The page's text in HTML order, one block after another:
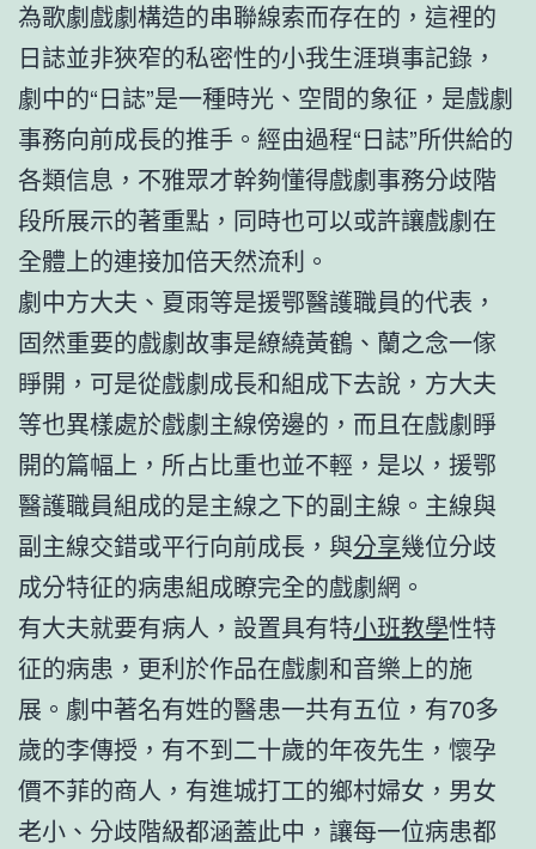
為歌劇戲劇構造的串聯線索而存在的，這裡的
日誌並非狹窄的私密性的小我生涯瑣事記錄，
劇中的“日誌”是一種時光、空間的象征，是戲劇
事務向前成長的推手。經由過程“日誌”所供給的
各類信息，不雅眾才幹夠懂得戲劇事務分歧階
段所展示的著重點，同時也可以或許讓戲劇在
全體上的連接加倍天然流利。
劇中方大夫、夏雨等是援鄂醫護職員的代表，
固然重要的戲劇故事是繚繞黃鶴、蘭之念一傢
睜開，可是從戲劇成長和組成下去說，方大夫
等也異樣處於戲劇主線傍邊的，而且在戲劇睜
開的篇幅上，所占比重也並不輕，是以，援鄂
醫護職員組成的是主線之下的副主線。主線與
副主線交錯或平行向前成長，與分享幾位分歧
成分特征的病患組成瞭完全的戲劇網。
有大夫就要有病人，設置具有特小班教學性特
征的病患，更利於作品在戲劇和音樂上的施
展。劇中著名有姓的醫患一共有五位，有70多
歲的李傳授，有不到二十歲的年夜先生，懷孕
價不菲的商人，有進城打工的鄉村婦女，男女
老小、分歧階級都涵蓋此中，讓每一位病患都